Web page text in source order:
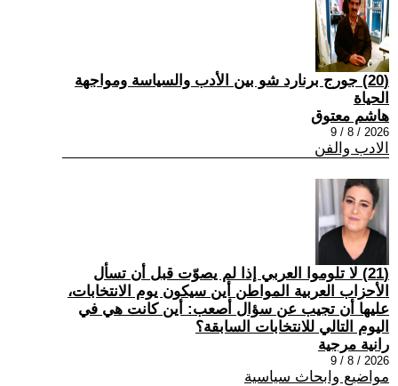
(20) جورج برنارد شو بين الأدب والسياسة ومواجهة
الحياة
هاشم معتوق
2026 / 8 / 9
الادب والفن
(21) لا تلوموا العربي إذا لم يصوّت قبل أن تسأل
الأحزاب العربية المواطن أين سيكون يوم الانتخابات،
عليها أن تجيب عن سؤال أصعب: أين كانت هي في
اليوم التالي للانتخابات السابقة؟
رانية مرجية
2026 / 8 / 9
مواضيع وابحاث سياسية